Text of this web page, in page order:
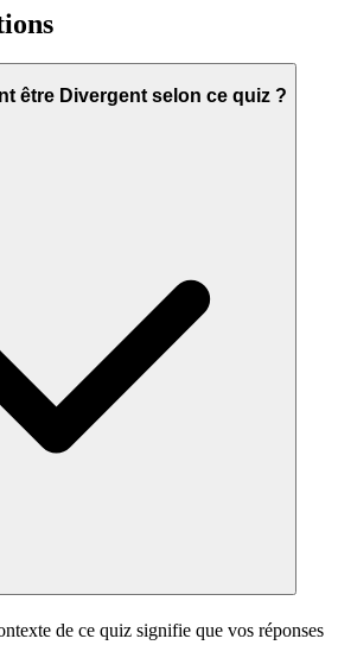
être Divergent selon ce quiz ?
de ce quiz signifie que vos réponses